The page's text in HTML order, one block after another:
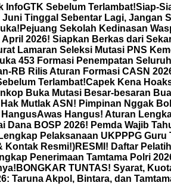
InfoGTK Sebelum Terlambat!Siap-
Tinggal Sebentar Lagi, Jangan
Pejuang Sekolah Kedinasan
2026! Siapkan Berkas dari
Lamaran Seleksi Mutasi PNS
453 Formasi Penempatan
RB Rilis Aturan Formasi CASN
Terlambat!Capek Kena
Buka Mutasi Besar-besaran
Mutlak ASN! Pimpinan Nggak
Awas Hangus! Aturan
BOSP 2026! Pemda Wajib
Pelaksanaan UKPPPG Guru
Kontak Resmi!)RESMI! Daftar
Penerimaan Tamtama Polri
BONGKAR TUNTAS! Syarat,
Taruna Akpol, Bintara, dan